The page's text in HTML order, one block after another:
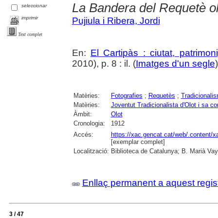
seleccionar
imprimir
Text complet
La Bandera del Requetè
Pujiula i Ribera, Jordi
En: El Cartipàs : ciutat,
2010), p. 8 : il. (Imatges d'un segle
Matèries: Fotografies ; Requetès ;
Matèries:
Joventut Tradicionalista d'Olot i sa
Àmbit:
Olot
Cronologia:
1912
Accés:
https://xac.gencat.cat/web/.content/
[exemplar complet]
Localització: Biblioteca de Catalunya; B. Marià
Enllaç permanent a aquest
3 / 47